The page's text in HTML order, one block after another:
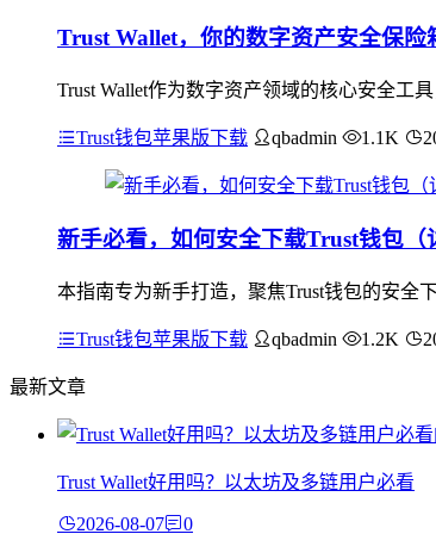
Trust Wallet，你的数字资产安全保险
Trust Wallet作为数字资产领域的核心安全工
Trust钱包苹果版下载 qbadmin 1.1K
新手必看，如何安全下载Trust钱包（
本指南专为新手打造，聚焦Trust钱包的安全
Trust钱包苹果版下载 qbadmin 1.2K
最新文章
Trust Wallet好用吗？以太坊及多链用户必看
2026-08-07 0